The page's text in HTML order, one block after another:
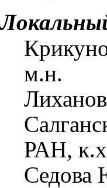
м.н.
РАН,